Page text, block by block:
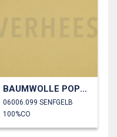
BAUMWOLLE POPELINE
06006.099 SENFGELB
100%CO